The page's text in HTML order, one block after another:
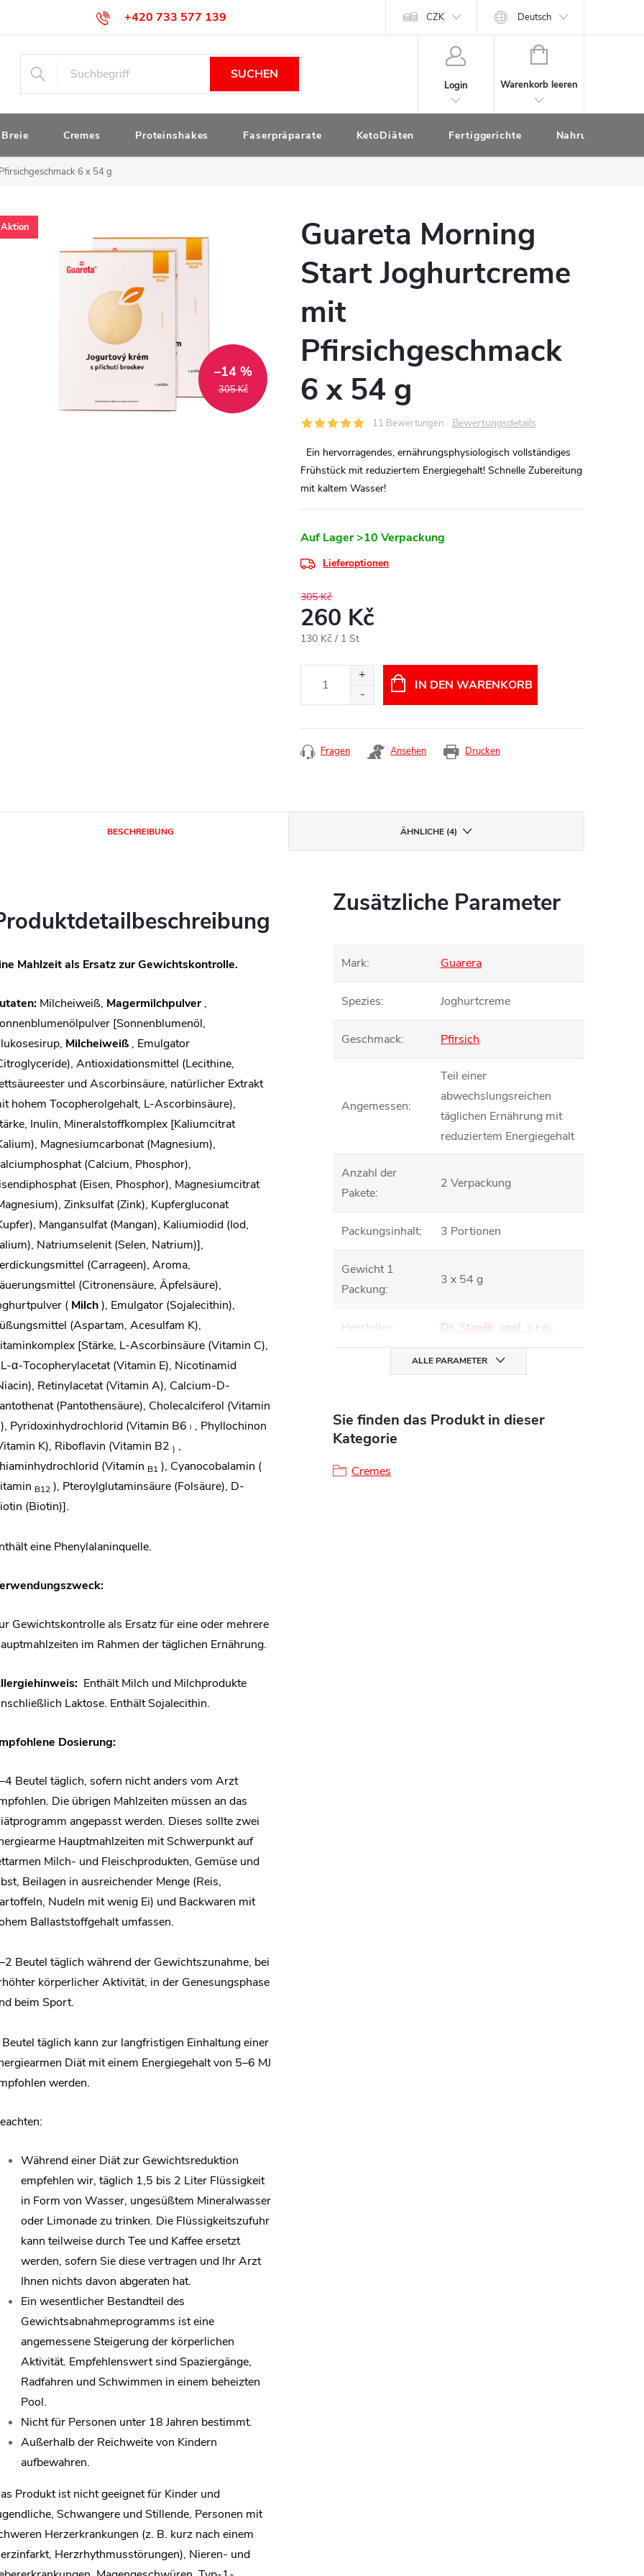
+420 733 577 139
obchod@drstanek.cz
CZK Deutsch
SUCHEN
Login
WARENKORB
Warenkorb leeren
Cremes Proteinshakes Faserpräparate KetoDiäten Fertiggerichte
6 x 54 g
Aktion
305 Kč
–14 %
Guareta Morning
Start Joghurtcreme
mit
Pfirsichgeschmack
6 x 54 g
11 Bewertungen Bewertungsdetails
Ein hervorragendes, ernährungsphysiologisch vollständiges
Frühstück mit reduziertem Energiegehalt! Schnelle Zubereitung
mit kaltem Wasser!
Auf Lager>10 Verpackung
Lieferoptionen
305 Kč
260 Kč
Verkaufspreis:
130 Kč / 1 St
IN DEN WARENKORB
Drucken
Fragen Ansehen
BESCHREIBUNG ÄHNLICHE (4)
Mahlzeit als Ersatz zur Gewichtskontrolle.
Milcheiweiß, Magermilchpulver,
[Sonnenblumenöl,
Milcheiweiß , Emulgator
Antioxidationsmittel (Lecithine,
und Ascorbinsäure, natürlicher Extrakt
hohem Tocopherolgehalt, L-Ascorbinsäure),
Inulin, Mineralstoffkomplex [Kaliumcitrat
Magnesiumcarbonat (Magnesium),
(Calcium, Phosphor),
(Eisen, Phosphor), Magnesiumcitrat
Zinksulfat (Zink), Kupfergluconat
Mangansulfat (Mangan), Kaliumiodid (Iod,
Natriumselenit (Selen, Natrium)],
(Carrageen), Aroma,
(Citronensäure, Äpfelsäure),
( Milch), Emulgator (Sojalecithin),
(Aspartam, Acesulfam K),
[Stärke, L-Ascorbinsäure (Vitamin C),
α-Tocopherylacetat (Vitamin E), Nicotinamid
Retinylacetat (Vitamin A), Calcium-D-
(Pantothensäure), Cholecalciferol (Vitamin
Pyridoxinhydrochlorid (Vitamin B6 ) , Phyllochinon
K), Riboflavin (Vitamin B2 ) ,
(Vitamin B1 ), Cyanocobalamin (
B12 ), Pteroylglutaminsäure (Folsäure), D-
(Biotin)].
eine Phenylalaninquelle.
Gewichtskontrolle als Ersatz für eine oder mehrere
im Rahmen der täglichen Ernährung.
Enthält Milch und Milchprodukte
Laktose. Enthält Sojalecithin.
Dosierung:
Beutel täglich, sofern nicht anders vom Arzt
Die übrigen Mahlzeiten müssen an das
angepasst werden. Dieses sollte zwei
Hauptmahlzeiten mit Schwerpunkt auf
Milch- und Fleischprodukten, Gemüse und
Beilagen in ausreichender Menge (Reis,
Nudeln mit wenig Ei) und Backwaren mit
Ballaststoffgehalt umfassen.
Beutel täglich während der Gewichtszunahme, bei
körperlicher Aktivität, in der Genesungsphase
beim Sport.
Beutel täglich kann zur langfristigen Einhaltung einer
Diät mit einem Energiegehalt von 5–6 MJ
werden.
Während einer Diät zur Gewichtsreduktion
empfehlen wir, täglich 1,5 bis 2 Liter Flüssigkeit
in Form von Wasser, ungesüßtem Mineralwasser
oder Limonade zu trinken. Die Flüssigkeitszufuhr
kann teilweise durch Tee und Kaffee ersetzt
werden, sofern Sie diese vertragen und Ihr Arzt
Ihnen nichts davon abgeraten hat.
Ein wesentlicher Bestandteil des
Gewichtsabnahmeprogramms ist eine
angemessene Steigerung der körperlichen
Aktivität. Empfehlenswert sind Spaziergänge,
Radfahren und Schwimmen in einem beheizten
Pool.
Nicht für Personen unter 18 Jahren bestimmt.
Außerhalb der Reichweite von Kindern
aufbewahren.
Produkt ist nicht geeignet für Kinder und
Schwangere und Stillende, Personen mit
Herzerkrankungen (z. B. kurz nach einem
Herzrhythmusstörungen), Nieren- und
Zusätzliche Parameter
Mark: Guarera
Spezies: Joghurtcreme
Geschmack: Pfirsich
Angemessen:
Teil einer
abwechslungsreichen
täglichen Ernährung mit
reduziertem Energiegehalt
Anzahl der
Pakete:
2 Verpackung
Packungsinhalt: 3 Portionen
Gewicht 1
Packung:
3 x 54 g
Hersteller: Dr. Staněk, spol. s r.o.
ALLE PARAMETER
Sie finden das Produkt in dieser
Kategorie
Cremes